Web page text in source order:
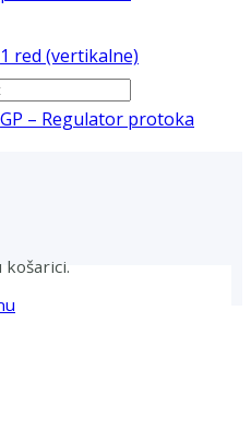
košarici.
1 red (vertikalne)
GP – Regulator protoka